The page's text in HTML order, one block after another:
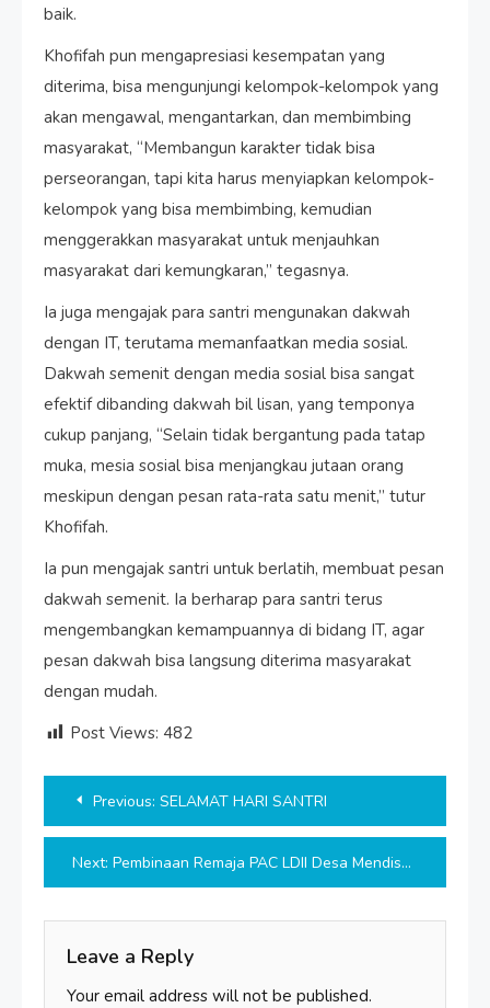
baik.
Khofifah pun mengapresiasi kesempatan yang
diterima, bisa mengunjungi kelompok-kelompok yang
akan mengawal, mengantarkan, dan membimbing
masyarakat, “Membangun karakter tidak bisa
perseorangan, tapi kita harus menyiapkan kelompok-
kelompok yang bisa membimbing, kemudian
menggerakkan masyarakat untuk menjauhkan
masyarakat dari kemungkaran,” tegasnya.
Ia juga mengajak para santri mengunakan dakwah
dengan IT, terutama memanfaatkan media sosial.
Dakwah semenit dengan media sosial bisa sangat
efektif dibanding dakwah bil lisan, yang temponya
cukup panjang, “Selain tidak bergantung pada tatap
muka, mesia sosial bisa menjangkau jutaan orang
meskipun dengan pesan rata-rata satu menit,” tutur
Khofifah.
Ia pun mengajak santri untuk berlatih, membuat pesan
dakwah semenit. Ia berharap para santri terus
mengembangkan kemampuannya di bidang IT, agar
pesan dakwah bisa langsung diterima masyarakat
dengan mudah.
Post Views: 482
Post
navigation
Previous: SELAMAT HARI SANTRI
Next: Pembinaan Remaja PAC LDII Desa Mendis
Leave a Reply
Your email address will not be published.